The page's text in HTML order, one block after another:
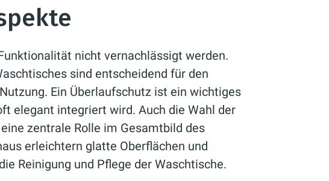
nicht vernachlässigt werden.
sind entscheidend für den
Ein Überlaufschutz ist ein wichtiges
elegant integriert wird. Auch die Wahl der
zentrale Rolle im Gesamtbild des
erleichtern glatte Oberflächen und
Reinigung und Pflege der Waschtische.